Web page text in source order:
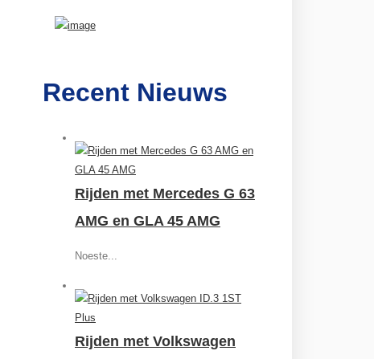
Recent Nieuws
Rijden met Mercedes G 63
AMG en GLA 45 AMG
Noeste...
Rijden met Volkswagen